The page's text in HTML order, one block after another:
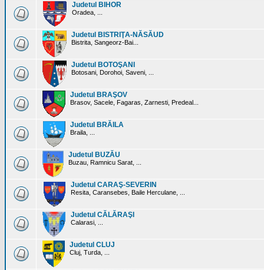
Judetul BIHOR
Oradea, ...
Judetul BISTRIŢA-NĂSĂUD
Bistrita, Sangeorz-Bai...
Judetul BOTOŞANI
Botosani, Dorohoi, Saveni, ...
Judetul BRAŞOV
Brasov, Sacele, Fagaras, Zarnesti, Predeal...
Judetul BRĂILA
Braila, ...
Judetul BUZĂU
Buzau, Ramnicu Sarat, ...
Judetul CARAŞ-SEVERIN
Resita, Caransebes, Baile Herculane, ...
Judetul CĂLĂRAŞI
Calarasi, ...
Judetul CLUJ
Cluj, Turda, ...